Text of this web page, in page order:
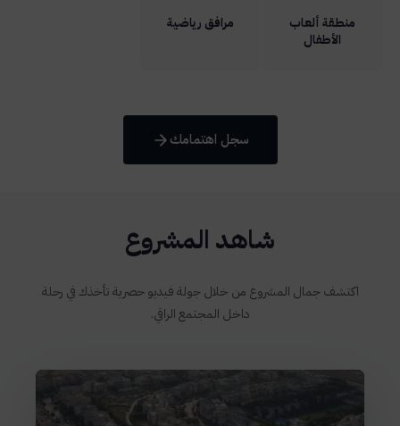
منطقة ألعاب
الأطفال
مرافق رياضية
سجل اهتمامك
شاهد المشروع
اكتشف جمال المشروع من خلال جولة فيديو حصرية تأخذك في رحلة
داخل المجتمع الراقي.